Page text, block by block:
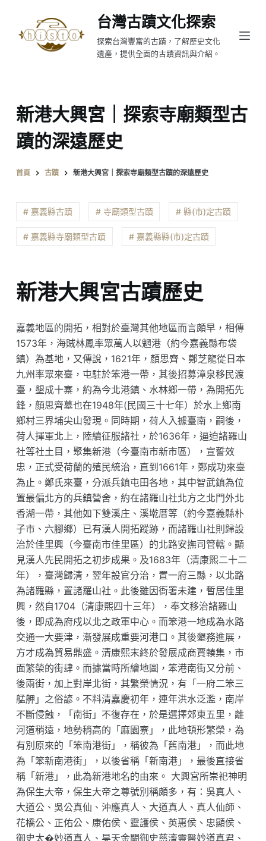
至
台灣古蹟文化探索
探索台灣豐富的古蹟，了解歷史文化
遺產，提供全面的古蹟資訊與介紹。
新港大興宮｜探索寺廟類型古
蹟的深遠歷史
首頁 古蹟 新港大興宮｜探索寺廟類型古蹟的深遠歷史
# 嘉義縣古蹟 # 寺廟類型古蹟 # 縣(市)定古蹟
# 嘉義縣寺廟類型古蹟 # 嘉義縣縣(市)定古蹟
新港大興宮古蹟歷史
嘉義地區的開拓，相對於臺灣其他地區而言頗早，相傳
1573年，海賊林鳳率眾萬人以魍港（約今嘉義縣布袋
鎮）為基地，又傳說，1621年，顏思齊、鄭芝龍從日本
九州率眾來臺，屯駐於笨港一帶，其後招募漳泉移民渡
臺，墾成十寨，約為今北港鎮、水林鄉一帶，為開拓先
鋒，顏思齊墓也在1948年(民國三十七年）於水上鄉南
鄉村三界埔尖山發現。同時期，荷人入據臺南，嗣後，
荷人揮軍北上，陸續征服諸社，於1636年，逼迫諸羅山
社等社土目，聚集新港（今臺南市新市區），宣誓效
忠，正式受荷蘭的殖民統治，直到1661年，鄭成功來臺
為止。鄭氏來臺，分派兵鎮屯田各地，其中智武鎮為位
置最偏北方的兵鎮營舍，約在諸羅山社北方之北門外北
香湖一帶，其他如下雙溪庄、溪墘厝等（約今嘉義縣朴
子市、六腳鄉）已有漢人開拓蹤跡，而諸羅山社則歸設
治於佳里興（今臺南市佳里區）的北路安撫司管轄。顯
見漢人先民開拓之初步成果。及1683年（清康熙二十二
年），臺灣歸清，翌年設官分治，置一府三縣，以北路
為諸羅縣，置諸羅山社。此後雖因衙署未建，暫居佳里
興，然自1704（清康熙四十三年），奉文移治諸羅山
後，即成為府戍以北之政軍中心。而笨港一地成為水路
交通一大要津，漸發展成重要河港口。其後墾務進展，
方才成為貿易鼎盛。清康熙末終於發展成商賈輳集，市
面繁榮的街肆。而據當時所繪地圖，笨港南街又分前、
後兩街，加上對岸北街，其繁榮情況，有「一府二笨三
艋舺」之俗諺。不料清嘉慶初年，連年洪水泛濫，南岸
不斷侵蝕，「南街」不復存在，於是選擇郊東五里，離
河道稍遠，地勢稍高的「麻園寮」，此地頓形繁榮，為
有別原來的「笨南港街」，稱彼為「舊南港」，而此地
為「笨新南港街」，以後省稱「新南港」，最後直接省
稱「新港」，此為新港地名的由來。 大興宮所崇祀神明
為保生大帝，保生大帝之尊號別稱頗多，有：吳真人、
大道公、吳公真仙、沖應真人、大道真人、真人仙師、
花橋公、正佑公、康佑侯、靈護侯、英惠侯、忠顯侯、
御史太�妙道真人、昊天金闕御史慈濟靈醫妙道真君、